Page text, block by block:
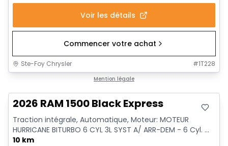
Voir les détails
Commencer votre achat
Ste-Foy Chrysler #1T228
Mention légale
2026 RAM 1500 Black Express
Traction intégrale, Automatique, Moteur: MOTEUR
HURRICANE BITURBO 6 CYL 3L SYST A/ ARR-DEM - 6 Cyl. ...
10 km